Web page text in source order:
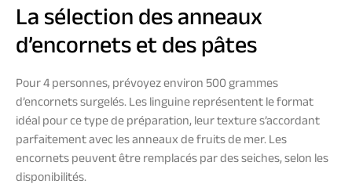
La sélection des anneaux
d’encornets et des pâtes
Pour 4 personnes, prévoyez environ 500 grammes
d’encornets surgelés. Les linguine représentent le format
idéal pour ce type de préparation, leur texture s’accordant
parfaitement avec les anneaux de fruits de mer. Les
encornets peuvent être remplacés par des seiches, selon les
disponibilités.